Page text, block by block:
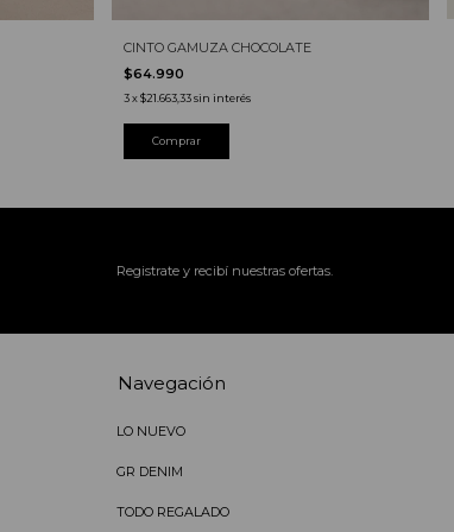
CINTO GAMUZA CHOCOLATE
$64.990
3 x$21.663,33 sin interés
Comprar
Registrate y recibí nuestras ofertas.
Navegación
LO NUEVO
GR DENIM
TODO REGALADO